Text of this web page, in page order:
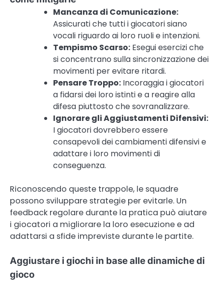
Mancanza di Comunicazione:
Assicurati che tutti i giocatori siano
vocali riguardo ai loro ruoli e intenzioni.
Tempismo Scarso: Esegui esercizi che
si concentrano sulla sincronizzazione dei
movimenti per evitare ritardi.
Pensare Troppo: Incoraggia i giocatori
a fidarsi dei loro istinti e a reagire alla
difesa piuttosto che sovranalizzare.
Ignorare gli Aggiustamenti Difensivi:
I giocatori dovrebbero essere
consapevoli dei cambiamenti difensivi e
adattare i loro movimenti di
conseguenza.
Riconoscendo queste trappole, le squadre
possono sviluppare strategie per evitarle. Un
feedback regolare durante la pratica può aiutare
i giocatori a migliorare la loro esecuzione e ad
adattarsi a sfide impreviste durante le partite.
Aggiustare i giochi in base alle dinamiche di
gioco